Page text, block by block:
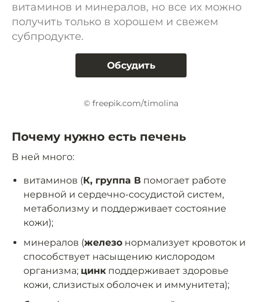
витаминов и минералов, но все их можно
получить только в хорошем и свежем
субпродукте.
Обсудить
© freepik.com/timolina
Почему нужно есть печень
В ней много:
витаминов (К, группа В помогает работе
нервной и сердечно-сосудистой систем,
метаболизму и поддерживает состояние
кожи);
минералов (железо нормализует кровоток и
способствует насыщению кислородом
организма; цинк поддерживает здоровье
кожи, слизистых оболочек и иммунитета);